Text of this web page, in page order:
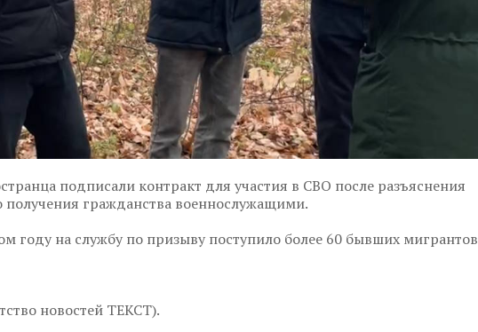
подписали контракт для участия в СВО после разъяснения
получения гражданства военнослужащими.
году на службу по призыву поступило более 60 бывших мигрантов
новостей ТЕКСТ).